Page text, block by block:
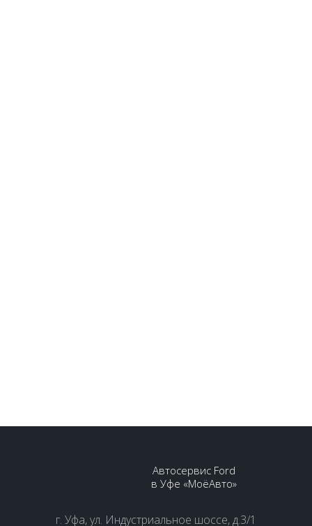
Автосервис Ford
в Уфе «МоёАвто»
г. Уфа, ул. Индустриальное шоссе, д.3/1